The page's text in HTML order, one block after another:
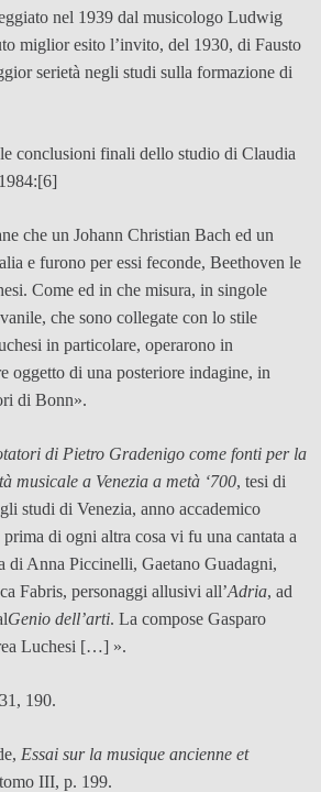
nel 1939 dal musicologo Ludwig
miglior esito l’invito, del 1930, di Fausto
serietà negli studi sulla formazione di
conclusioni finali dello studio di Claudia
[6]
che un Johann Christian Bach ed un
e furono per essi feconde, Beethoven le
Come ed in che misura, in singole
che sono collegate con lo stile
in particolare, operarono in
oggetto di una posteriore indagine, in
di Bonn».
di Pietro Gradenigo come fonti per la
musicale a Venezia a metà ‘700, tesi di
studi di Venezia, anno accademico
di ogni altra cosa vi fu una cantata a
di Anna Piccinelli, Gaetano Guadagni,
Fabris, personaggi allusivi all’Adria, ad
Genio dell’arti. La compose Gasparo
Luchesi […] ».
190.
Essai sur la musique ancienne et
III, p. 199.